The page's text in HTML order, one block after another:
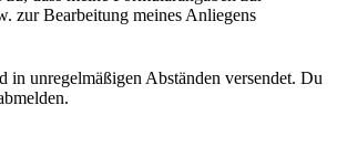
zur Bearbeitung meines Anliegens
in unregelmäßigen Abständen versendet. Du